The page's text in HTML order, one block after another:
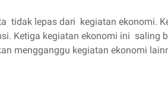
tidak lepas dari kegiatan ekonomi.
Ketiga kegiatan ekonomi ini saling
mengganggu kegiatan ekonomi